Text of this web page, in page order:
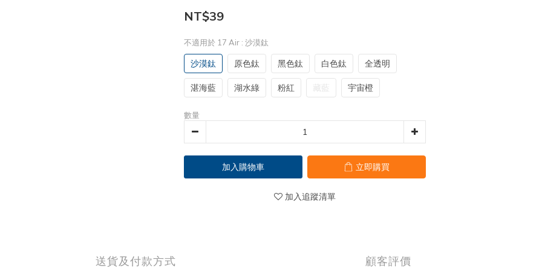
NT$39
不適用於 17 Air : 沙漠鈦
沙漠鈦 原色鈦 黑色鈦 白色鈦 全透明
湛海藍 湖水綠 粉紅 藏藍 宇宙橙
數量
加入購物車 立即購買
加入追蹤清單
送貨及付款方式 顧客評價